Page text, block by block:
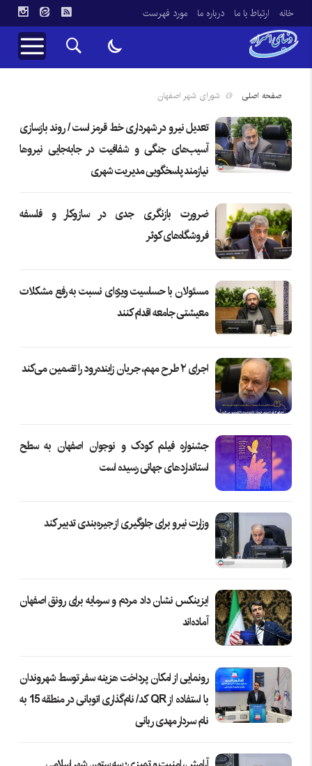
خانه ارتباط با ما درباره ما مورد فهرست
صفحه اصلی شورای شهر اصفهان
تعدیل نیرو در شهرداری خط قرمز است / روند بازسازی
آسیب‌های جنگی و شفافیت در جابه‌جایی نیروها
نیازمند پاسخگویی مدیریت شهری
ضرورت بازنگری جدی در سازوکار و فلسفه
فروشگاه‌های کوثر
مسئولان با حساسیت ویژه‌ای نسبت به رفع مشکلات
معیشتی جامعه اقدام کنند
اجرای ۲ طرح مهم، جریان زاینده‌رود را تضمین می‌کند
جشنواره فیلم کودک و نوجوان اصفهان به سطح
استانداردهای جهانی رسیده است
وزارت نیرو برای جلوگیری از جیره‌بندی تدبیر کند
ایزینکس نشان داد مردم و سرمایه برای رونق اصفهان
آماده‌اند
رونمایی از امکان پرداخت هزینه سفر توسط شهروندان
با استفاده از QR کد/ نام‌گذاری اتوبانی در منطقه 15 به
نام سردار مهدی ربانی